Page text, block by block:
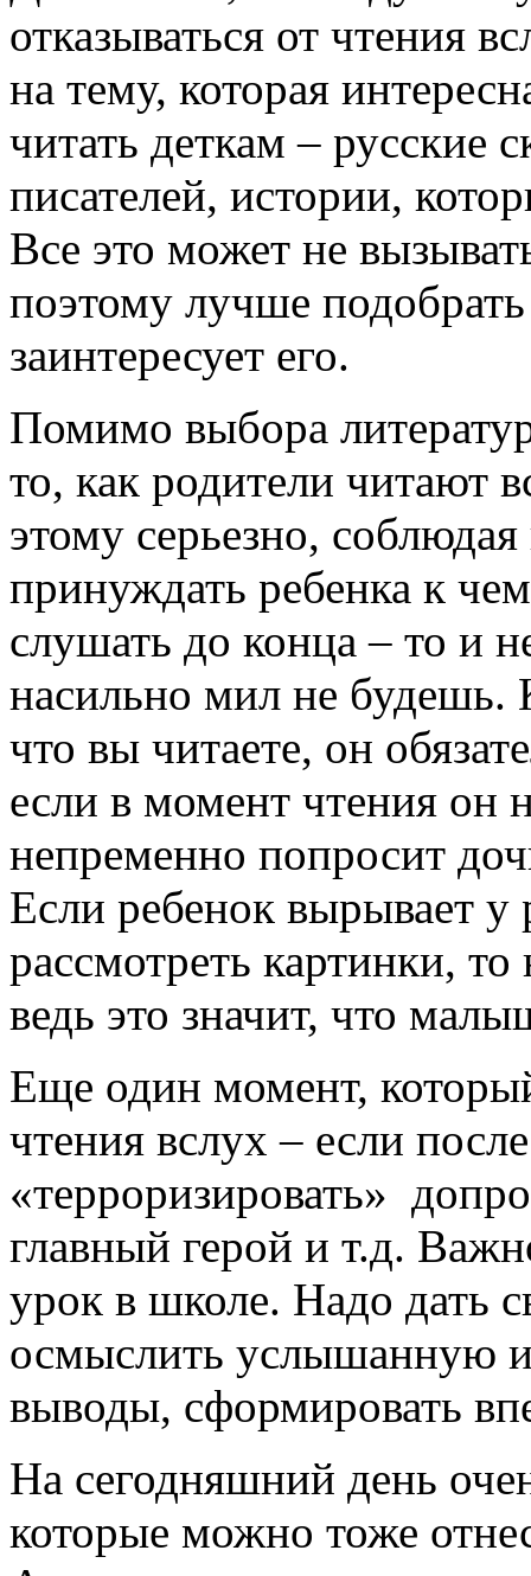
отказываться от чтения
на тему, которая
читать деткам – русские
писателей, истории,
Все это может не
поэтому лучше
заинтересует его.
Помимо выбора
то, как родители читают
этому серьезно,
принуждать ребенка к
слушать до конца – то и
насильно мил не будешь.
что вы читаете, он
если в момент чтения он
непременно попросит
Если ребенок вырывает у
рассмотреть картинки,
ведь это значит, что
Еще один момент,
чтения вслух – если
«терроризировать»
главный герой и т.д.
урок в школе. Надо дать
осмыслить услышанную
выводы, сформировать
На сегодняшний день
которые можно тоже